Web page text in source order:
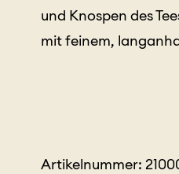
und Knospen des
mit feinem,
Artikelnummer: